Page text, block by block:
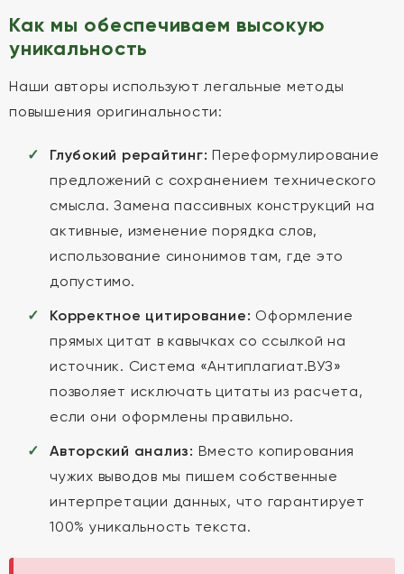
Как мы обеспечиваем высокую
уникальность
Наши авторы используют легальные методы
повышения оригинальности:
Глубокий рерайтинг: Переформулирование
предложений с сохранением технического
смысла. Замена пассивных конструкций на
активные, изменение порядка слов,
использование синонимов там, где это
допустимо.
Корректное цитирование: Оформление
прямых цитат в кавычках со ссылкой на
источник. Система «Антиплагиат.ВУЗ»
позволяет исключать цитаты из расчета,
если они оформлены правильно.
Авторский анализ: Вместо копирования
чужих выводов мы пишем собственные
интерпретации данных, что гарантирует
100% уникальность текста.